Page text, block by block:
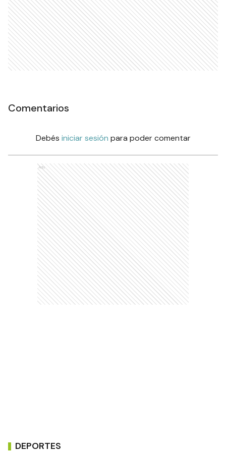
Comentarios
Debés iniciar sesión para poder comentar
Ads
DEPORTES